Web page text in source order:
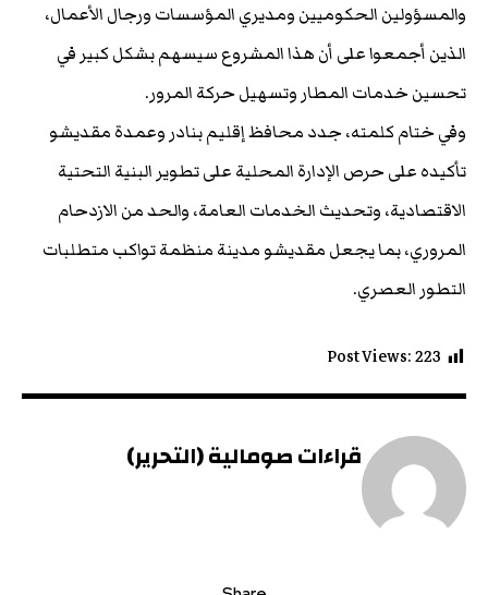
والمسؤولين الحكوميين ومديري المؤسسات ورجال الأعمال،
الذين أجمعوا على أن هذا المشروع سيسهم بشكل كبير في
تحسين خدمات المطار وتسهيل حركة المرور.
وفي ختام كلمته، جدد محافظ إقليم بنادر وعمدة مقديشو
تأكيده على حرص الإدارة المحلية على تطوير البنية التحتية
الاقتصادية، وتحديث الخدمات العامة، والحد من الازدحام
المروري، بما يجعل مقديشو مدينة منظمة تواكب متطلبات
التطور العصري.
Post Views:223
قراءات صومالية (التحرير)